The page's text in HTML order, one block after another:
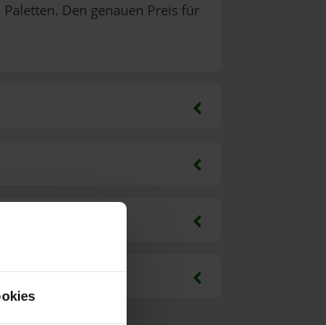
Den genauen Preis für